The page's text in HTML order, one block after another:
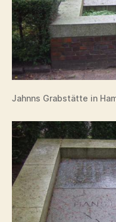
Jahnns Grabstätte in